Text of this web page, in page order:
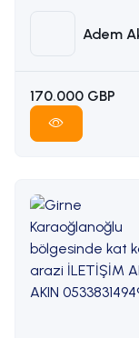
05338314949
Adem
170.000 GBP